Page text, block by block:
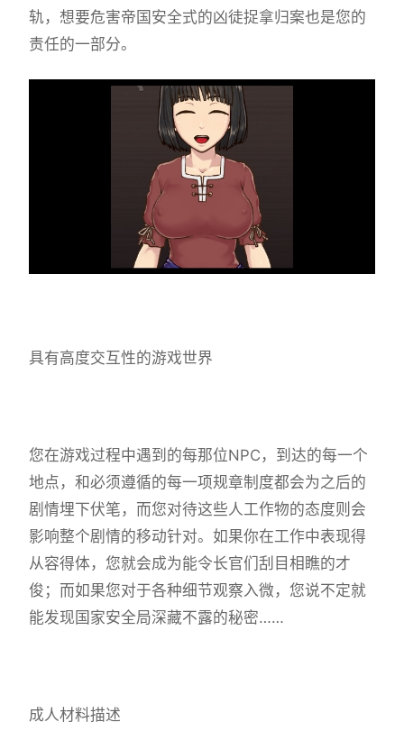
轨，想要危害帝国安全式的凶徒捉拿归案也是您的
责任的一部分。
具有高度交互性的游戏世界
您在游戏过程中遇到的每那位NPC，到达的每一个
地点，和必须遵循的每一项规章制度都会为之后的
剧情埋下伏笔，而您对待这些人工作物的态度则会
影响整个剧情的移动针对。如果你在工作中表现得
从容得体，您就会成为能令长官们刮目相瞧的才
俊；而如果您对于各种细节观察入微，您说不定就
能发现国家安全局深藏不露的秘密……
成人材料描述